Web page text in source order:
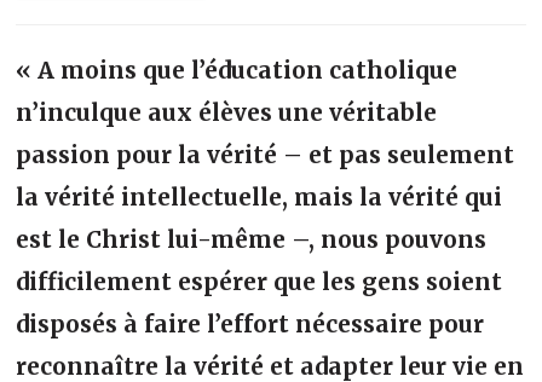
« A moins que l’éducation catholique
n’inculque aux élèves une véritable
passion pour la vérité – et pas seulement
la vérité intellectuelle, mais la vérité qui
est le Christ lui-même –, nous pouvons
difficilement espérer que les gens soient
disposés à faire l’effort nécessaire pour
reconnaître la vérité et adapter leur vie en